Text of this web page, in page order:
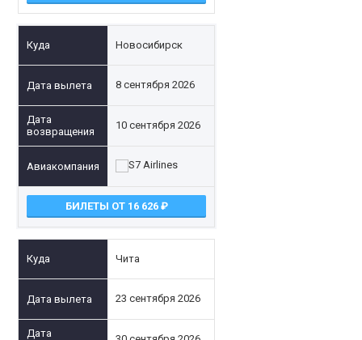
Новосибирск
8 сентября 2026
10 сентября 2026
БИЛЕТЫ ОТ 16 626
Чита
23 сентября 2026